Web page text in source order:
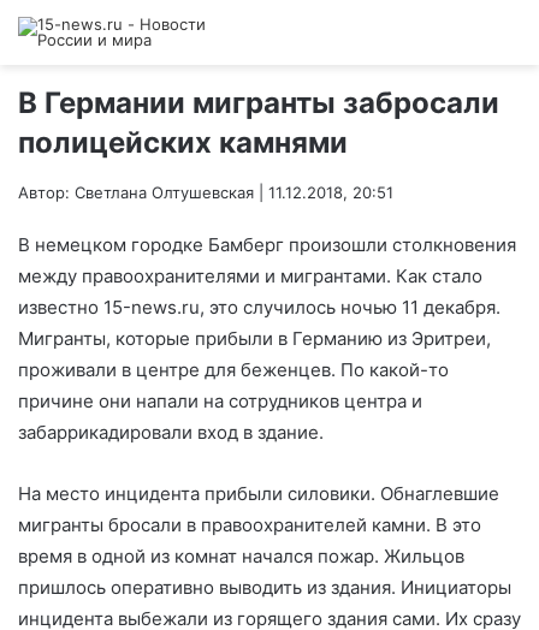
В Германии мигранты забросали
полицейских камнями
Автор: Светлана Олтушевская | 11.12.2018, 20:51
В немецком городке Бамберг произошли столкновения
между правоохранителями и мигрантами. Как стало
известно 15-news.ru, это случилось ночью 11 декабря.
Мигранты, которые прибыли в Германию из Эритреи,
проживали в центре для беженцев. По какой-то
причине они напали на сотрудников центра и
забаррикадировали вход в здание.
На место инцидента прибыли силовики. Обнаглевшие
мигранты бросали в правоохранителей камни. В это
время в одной из комнат начался пожар. Жильцов
пришлось оперативно выводить из здания. Инициаторы
инцидента выбежали из горящего здания сами. Их сразу